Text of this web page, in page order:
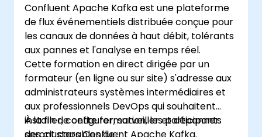
Confluent Apache Kafka est une plateforme
de flux événementiels distribuée conçue pour
les canaux de données à haut débit, tolérants
aux pannes et l'analyse en temps réel.
Cette formation en direct dirigée par un
formateur (en ligne ou sur site) s'adresse aux
administrateurs systèmes intermédiaires et
aux professionnels DevOps qui souhaitent
installer, configurer, surveiller et dépanner
des clusters Confluent Apache Kafka.
À la fin de cette formation, les participants
seront capables de :